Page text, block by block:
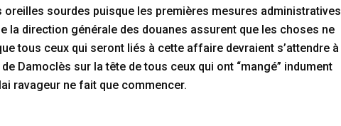
oreilles sourdes puisque les premières mesures administratives
la direction générale des douanes assurent que les choses ne
tous ceux qui seront liés à cette affaire devraient s’attendre à
Damoclès sur la tête de tous ceux qui ont “mangé” indument
ravageur ne fait que commencer.